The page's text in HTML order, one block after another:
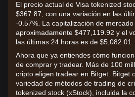
El precio actual de Visa tokenized
$367.87, con una variación en las
-0.57%. La capitalización de
aproximadamente $477,119.92 y el
las últimas 24 horas es de $5,082.01.
Ahora que ya entiendes cómo
de comprar y tradear. Más de 100
cripto eligen tradear en Bitget. Bitget
variedad de métodos de trading de
tokenized stock (xStock), incluida la